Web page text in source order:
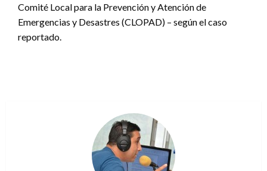
Comité Local para la Prevención y Atención de
Emergencias y Desastres (CLOPAD) – según el caso
reportado.